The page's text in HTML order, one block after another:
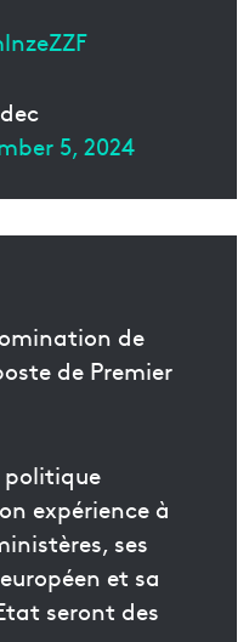
5, 2024
de
de Premier
politique
expérience à
ses
et sa
seront des